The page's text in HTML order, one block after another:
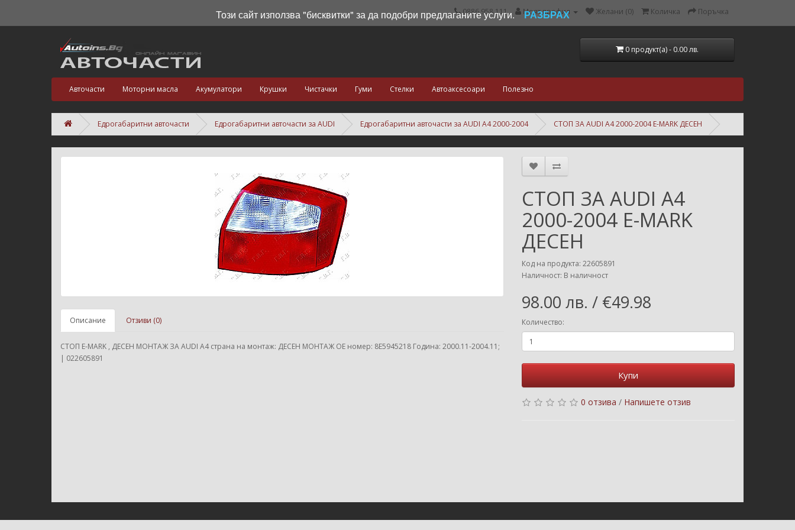
0886 958 111 Моят профил Желани (0) Количка Поръчка
0 продукт(а) - 0.00 лв.
Авточасти Моторни масла Акумулатори Крушки Чистачки Гуми Стелки Автоаксесоари Полезно
Едрогабаритни авточасти Едрогабаритни авточасти за AUDI Едрогабаритни авточасти за AUDI A4 2000-2004 СТОП ЗА AUDI A4 2000-2004 E-MARK ДЕСЕН
Описание Отзиви (0)
СТОП E-MARK , ДЕСЕН МОНТАЖ ЗА AUDI A4 страна на монтаж: ДЕСЕН МОНТАЖ ОЕ номер: 8E5945218 Година: 2000.11-2004.11;
| 022605891
СТОП ЗА AUDI A4
2000-2004 E-MARK
ДЕСЕН
Код на продукта: 22605891
Наличност: В наличност
98.00 лв. / €49.98
Количество:
Купи
0 отзива / Напишете отзив
Този сайт използва "бисквитки" за да подобри предлаганите услуги. РАЗБРАХ